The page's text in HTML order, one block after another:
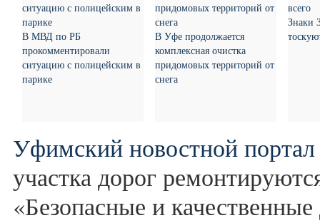
В МВД по РБ
прокомментировали
ситуацию с полицейским в
парике
В Уфе продолжается
комплексная очистка
придомовых территорий от
снега
Знаки
Уфимский новостной портал
участка дорог
«Безопасные и